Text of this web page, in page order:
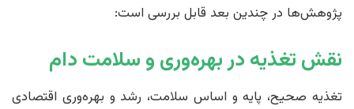
پژوهش‌ها در چندین بعد قابل بررسی است:
نقش تغذیه در بهره‌وری و سلامت دام
تغذیه صحیح، پایه و اساس سلامت، رشد و بهره‌وری اقتصادی